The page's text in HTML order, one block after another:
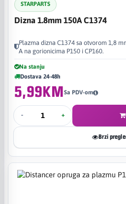
STARPARTS
Dizna 1.8mm 150A C1374
Plazma dizna C1374 sa otvorom 1,8
A na gorionicima P150 i CP160.
Na stanju
Dostava 24-48h
5,99KMSa PDV-om
- +
Brzi